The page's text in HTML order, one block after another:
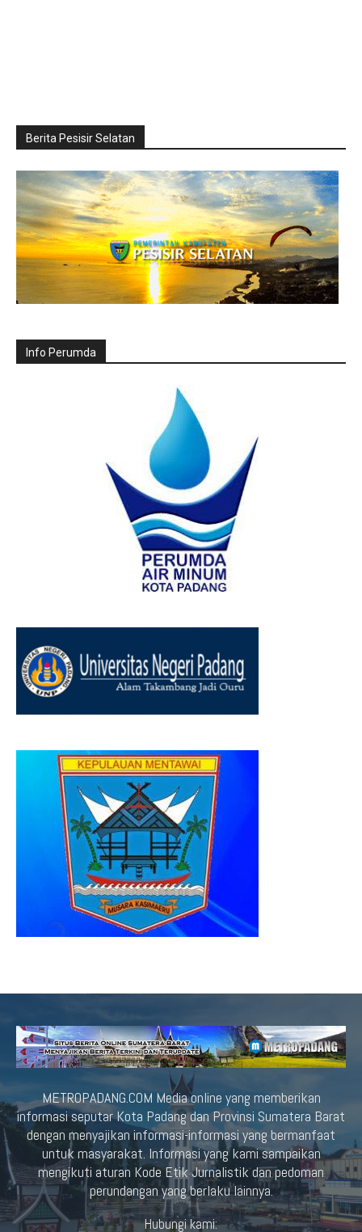
Berita Pesisir Selatan
Info Perumda
METROPADANG.COM Media online yang memberikan
informasi seputar Kota Padang dan Provinsi Sumatera Barat
dengan menyajikan informasi-informasi yang bermanfaat
untuk masyarakat. Informasi yang kami sampaikan
mengikuti aturan Kode Etik Jurnalistik dan pedoman
perundangan yang berlaku lainnya.
Hubungi kami: